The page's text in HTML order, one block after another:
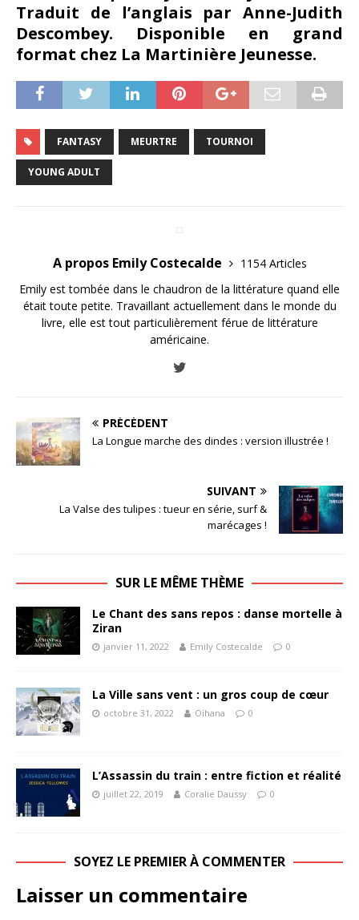
Traduit de l’anglais par Anne-Judith
Descombey. Disponible en grand
format chez La Martinière Jeunesse.
FANTASY MEURTRE TOURNOI
YOUNG ADULT
A propos Emily Costecalde
1154 Articles
Emily est tombée dans le chaudron de la littérature quand elle
était toute petite. Travaillant actuellement dans le monde du
livre, elle est tout particulièrement férue de littérature
américaine.
PRÉCÉDENT
La Longue marche des dindes : version illustrée !
SUIVANT
La Valse des tulipes : tueur en série, surf &
marécages !
SUR LE MÊME THÈME
Le Chant des sans repos : danse mortelle à
Ziran
janvier 11, 2022 Emily Costecalde 0
La Ville sans vent : un gros coup de cœur
octobre 31, 2022 Oihana 0
L’Assassin du train : entre fiction et réalité
juillet 22, 2019 Coralie Daussy 0
SOYEZ LE PREMIER À COMMENTER
Laisser un commentaire